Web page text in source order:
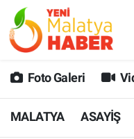
Foto Galeri
MALATYA ASAYİŞ
MALATYA
GÜNCEL
Malatya Nöbetçi
MALATYA